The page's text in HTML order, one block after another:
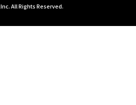
All Rights Reserved.